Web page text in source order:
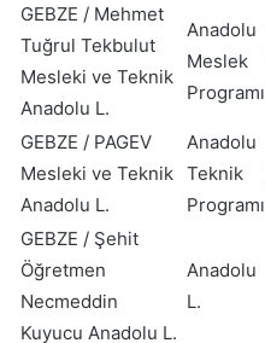
GEBZE / Mehmet
Tuğrul Tekbulut
Mesleki ve Teknik
Anadolu L.
Anadolu
Meslek
Programı
GEBZE / PAGEV
Mesleki ve Teknik
Anadolu L.
Anadolu
Teknik
Programı
GEBZE / Şehit
Öğretmen
Necmeddin
Kuyucu Anadolu L.
Anadolu
L.